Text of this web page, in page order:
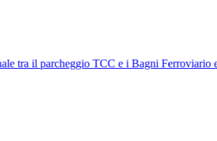
tra il parcheggio TCC e i Bagni Ferroviario e